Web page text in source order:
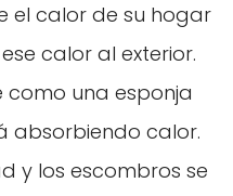
el calor de su hogar
calor al exterior.
como una esponja
absorbiendo calor.
y los escombros se